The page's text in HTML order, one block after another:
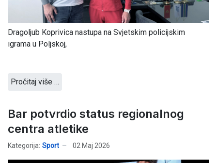
Dragoljub Koprivica nastupa na Svjetskim policijskim
igrama u Poljskoj,
Pročitaj više …
Bar potvrdio status regionalnog
centra atletike
Kategorija: Sport 02 Maj 2026